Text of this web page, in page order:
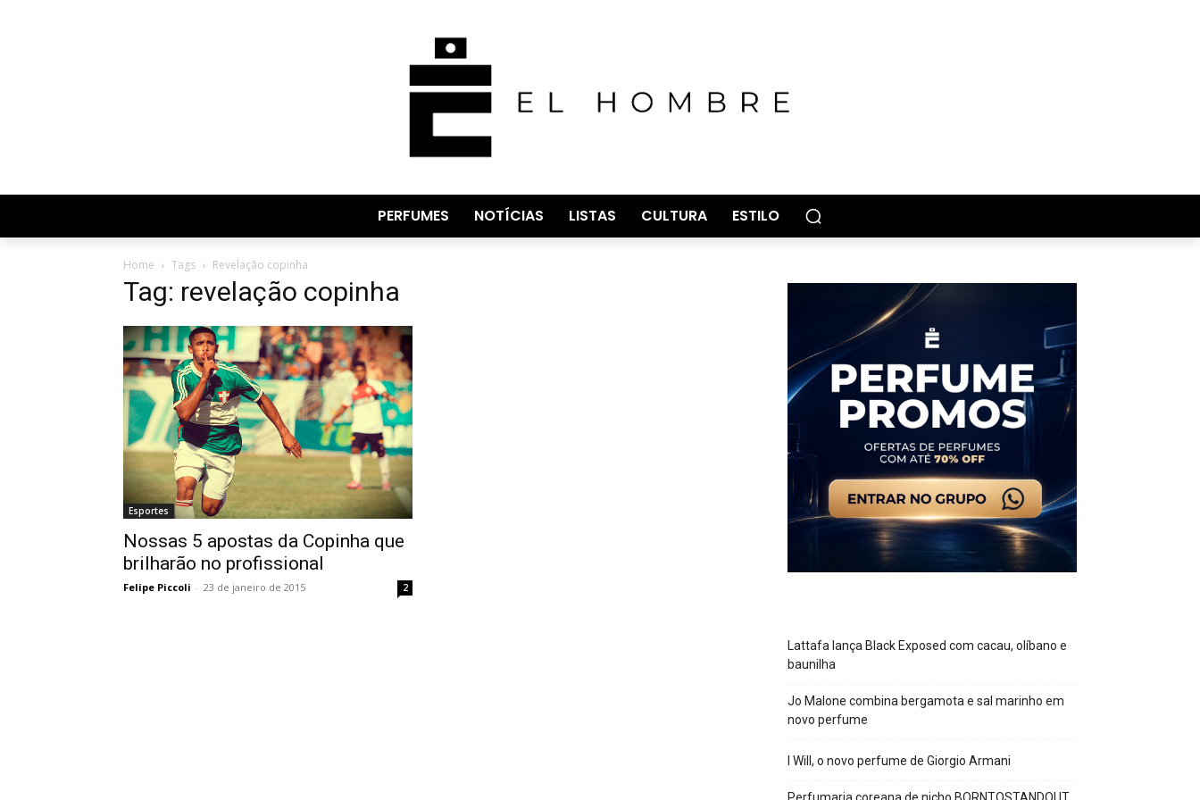
PERFUMES NOTÍCIAS LISTAS CULTURA ESTILO
Home Tags Revelação copinha
Tag: revelação copinha
Esportes
Nossas 5 apostas da Copinha que
brilharão no profissional
Felipe Piccoli - 23 de janeiro de 2015 2
Lattafa lança Black Exposed com cacau, olíbano e
baunilha
Jo Malone combina bergamota e sal marinho em
novo perfume
I Will, o novo perfume de Giorgio Armani
Perfumaria coreana de nicho BORNTOSTANDOUT